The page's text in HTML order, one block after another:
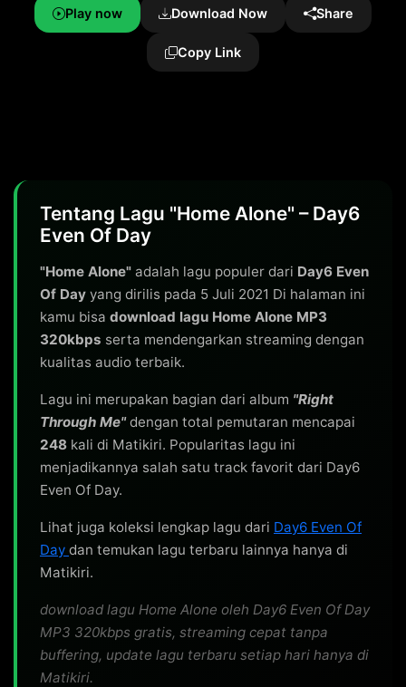
Play now Download Now Share
Copy Link
Tentang Lagu "Home Alone" – Day6
Even Of Day
"Home Alone" adalah lagu populer dari Day6 Even
Of Day yang dirilis pada 5 Juli 2021 Di halaman ini
kamu bisa download lagu Home Alone MP3
320kbps serta mendengarkan streaming dengan
kualitas audio terbaik.
Lagu ini merupakan bagian dari album "Right
Through Me"dengan total pemutaran mencapai
248 kali di Matikiri. Popularitas lagu ini
menjadikannya salah satu track favorit dari Day6
Even Of Day.
Lihat juga koleksi lengkap lagu dari Day6 Even Of
Day dan temukan lagu terbaru lainnya hanya di
Matikiri.
download lagu Home Alone oleh Day6 Even Of Day
MP3 320kbps gratis, streaming cepat tanpa
buffering, update lagu terbaru setiap hari hanya di
Matikiri.